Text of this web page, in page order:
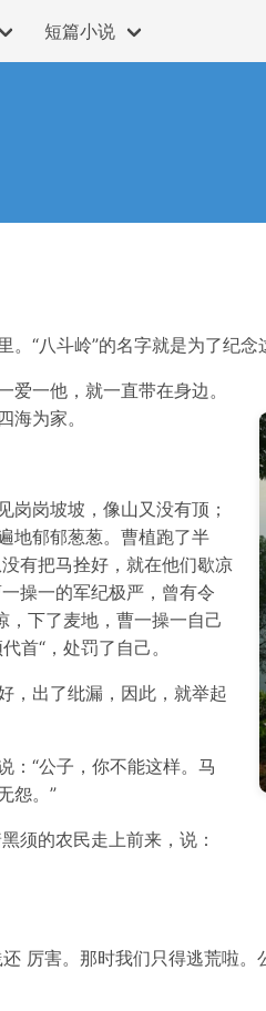
短篇小说
“八斗岭”的名字就是为了纪念
一他，就一直带在身边。
为家。
岗岗坡坡，像山又没有顶；
地郁郁葱葱。曹植跑了半
有把马拴好，就在他们歇凉
操一的军纪极严，曾有令
，下了麦地，曹一操一自己
首“，处罚了自己。
，出了纰漏，因此，就举起
：“公子，你不能这样。马
怨。”
须的农民走上前来，说：
厉害。那时我们只得逃荒啦